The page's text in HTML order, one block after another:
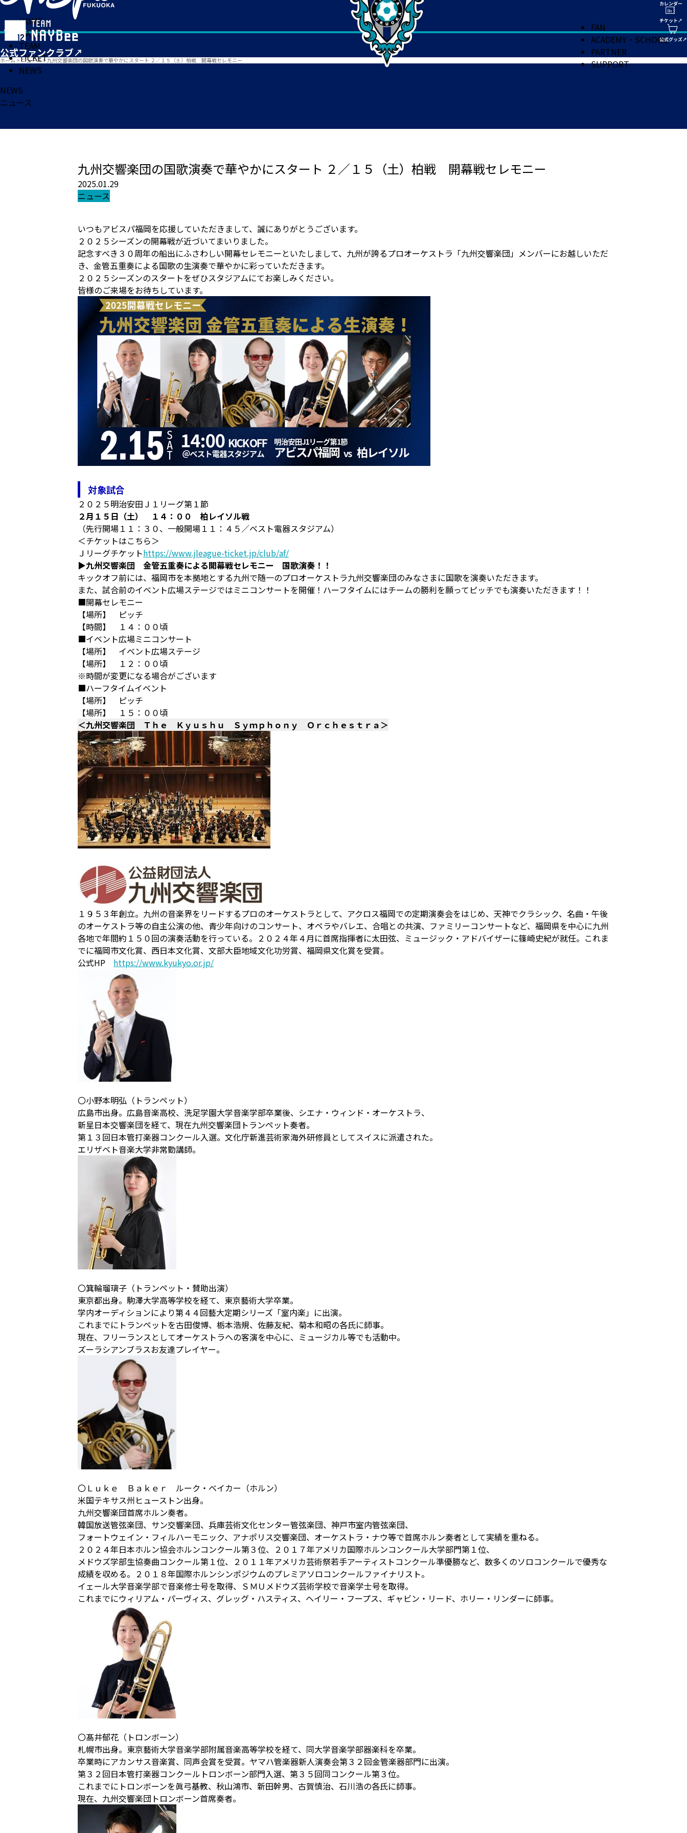
HOME
MATCH
TEAM
TICKET
NEWS
FAN
ACADEMY・SCHOOL
PARTNER
SUPPORT
ホーム > ニュース> 九州交響楽団の国歌演奏で華やかにスタート ２／１５（土）柏戦 開幕戦セレモニー
NEWS
ニュース
九州交響楽団の国歌演奏で華やかにスタート ２／１５（土）柏戦 開幕戦セレモニー
2025.01.29
ニュース
いつもアビスパ福岡を応援していただきまして、誠にありがとうございます。
２０２５シーズンの開幕戦が近づいてまいりました。
記念すべき３０周年の船出にふさわしい開幕セレモニーといたしまして、九州が誇るプロオーケストラ「九州交響楽団」メンバーにお越しいただ
き、金管五重奏による国歌の生演奏で華やかに彩っていただきます。
２０２５シーズンのスタートをぜひスタジアムにてお楽しみください。
皆様のご来場をお待ちしています。
対象試合
２０２５明治安田Ｊ１リーグ第１節
２月１５日（土） １４：００ 柏レイソル戦
（先行開場１１：３０、一般開場１１：４５／ベスト電器スタジアム）
＜チケットはこちら＞
Ｊリーグチケットhttps://www.jleague-ticket.jp/club/af/
▶九州交響楽団 金管五重奏による開幕戦セレモニー 国歌演奏！！
キックオフ前には、福岡市を本拠地とする九州で随一のプロオーケストラ九州交響楽団のみなさまに国歌を演奏いただきます。
また、試合前のイベント広場ステージではミニコンサートを開催！ハーフタイムにはチームの勝利を願ってピッチでも演奏いただきます！！
■開幕セレモニー
【場所】 ピッチ
【時間】 １４：００頃
■イベント広場ミニコンサート
【場所】 イベント広場ステージ
【場所】 １２：００頃
※時間が変更になる場合がございます
■ハーフタイムイベント
【場所】 ピッチ
【場所】 １５：００頃
＜九州交響楽団 Ｔｈｅ Ｋｙｕｓｈｕ Ｓｙｍｐｈｏｎｙ Ｏｒｃｈｅｓｔｒａ＞
１９５３年創立。九州の音楽界をリードするプロのオーケストラとして、アクロス福岡での定期演奏会をはじめ、天神でクラシック、名曲・午後
のオーケストラ等の自主公演の他、青少年向けのコンサート、オペラやバレエ、合唱との共演、ファミリーコンサートなど、福岡県を中心に九州
各地で年間約１５０回の演奏活動を行っている。２０２４年４月に首席指揮者に太田弦、ミュージック・アドバイザーに篠崎史紀が就任。これま
でに福岡市文化賞、西日本文化賞、文部大臣地域文化功労賞、福岡県文化賞を受賞。
公式HP https://www.kyukyo.or.jp/
〇小野本明弘（トランペット）
広島市出身。広島音楽高校、洗足学園大学音楽学部卒業後、シエナ・ウィンド・オーケストラ、
新星日本交響楽団を経て、現在九州交響楽団トランペット奏者。
第１３回日本管打楽器コンクール入選。文化庁新進芸術家海外研修員としてスイスに派遣された。
エリザベト音楽大学非常勤講師。
〇箕輪瑠璃子（トランペット・賛助出演）
東京都出身。駒澤大学高等学校を経て、東京藝術大学卒業。
学内オーディションにより第４４回藝大定期シリーズ「室内楽」に出演。
これまでにトランペットを古田俊博、栃本浩規、佐藤友紀、菊本和昭の各氏に師事。
現在、フリーランスとしてオーケストラへの客演を中心に、ミュージカル等でも活動中。
ズーラシアンブラスお友達プレイヤー。
〇Ｌｕｋｅ Ｂａｋｅｒ ルーク・ベイカー（ホルン）
米国テキサス州ヒューストン出身。
九州交響楽団首席ホルン奏者。
韓国放送管弦楽団、サン交響楽団、兵庫芸術文化センター管弦楽団、神戸市室内管弦楽団、
フォートウェイン・フィルハーモニック、アナポリス交響楽団、オーケストラ・ナウ等で首席ホルン奏者として実績を重ねる。
２０２４年日本ホルン協会ホルンコンクール第３位、２０１７年アメリカ国際ホルンコンクール大学部門第１位、
メドウズ学部生協奏曲コンクール第１位、２０１１年アメリカ芸術祭若手アーティストコンクール準優勝など、数多くのソロコンクールで優秀な
成績を収める。２０１８年国際ホルンシンポジウムのプレミアソロコンクールファイナリスト。
イェール大学音楽学部で音楽修士号を取得、ＳＭＵメドウズ芸術学校で音楽学士号を取得。
これまでにウィリアム・パーヴィス、グレッグ・ハスティス、ヘイリー・フープス、ギャビン・リード、ホリー・リンダーに師事。
〇髙井郁花（トロンボーン）
札幌市出身。東京藝術大学音楽学部附属音楽高等学校を経て、同大学音楽学部器楽科を卒業。
卒業時にアカンサス音楽賞、同声会賞を受賞。ヤマハ管楽器新人演奏会第３２回金管楽器部門に出演。
第３２回日本管打楽器コンクールトロンボーン部門入選、第３５回同コンクール第３位。
これまでにトロンボーンを眞弓基教、秋山鴻市、新田幹男、古賀慎治、石川浩の各氏に師事。
現在、九州交響楽団トロンボーン首席奏者。